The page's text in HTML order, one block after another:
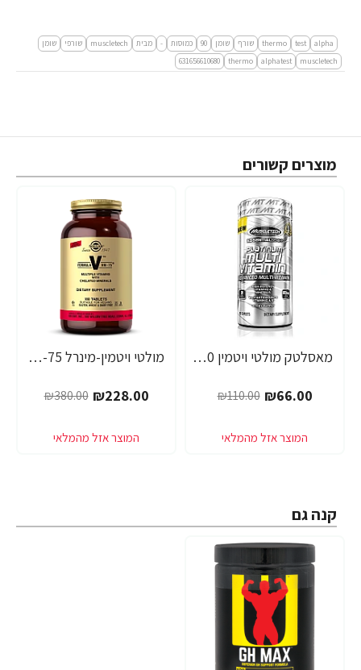
alpha
test
thermo שורף שומן 90 כמוסות - מבית muscletech שורפי
שומן
muscletech
alphatest
thermo
631656610680
מוצרים קשורים
-40% מאסלטק מולטי ויטמין 90 כדורים - מבית MuscleTech
₪66.00
₪110.00
-40% מולטי ויטמין-מינרל VM-75 בתוספת קרוטנואידים וצמחים סולגאר - 180 טבליות - מבית SOLGAR
₪228.00
₪380.00
קנה גם